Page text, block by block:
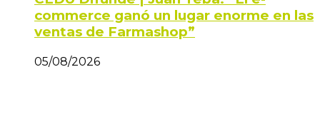
commerce ganó un lugar enorme en las
ventas de Farmashop”
05/08/2026